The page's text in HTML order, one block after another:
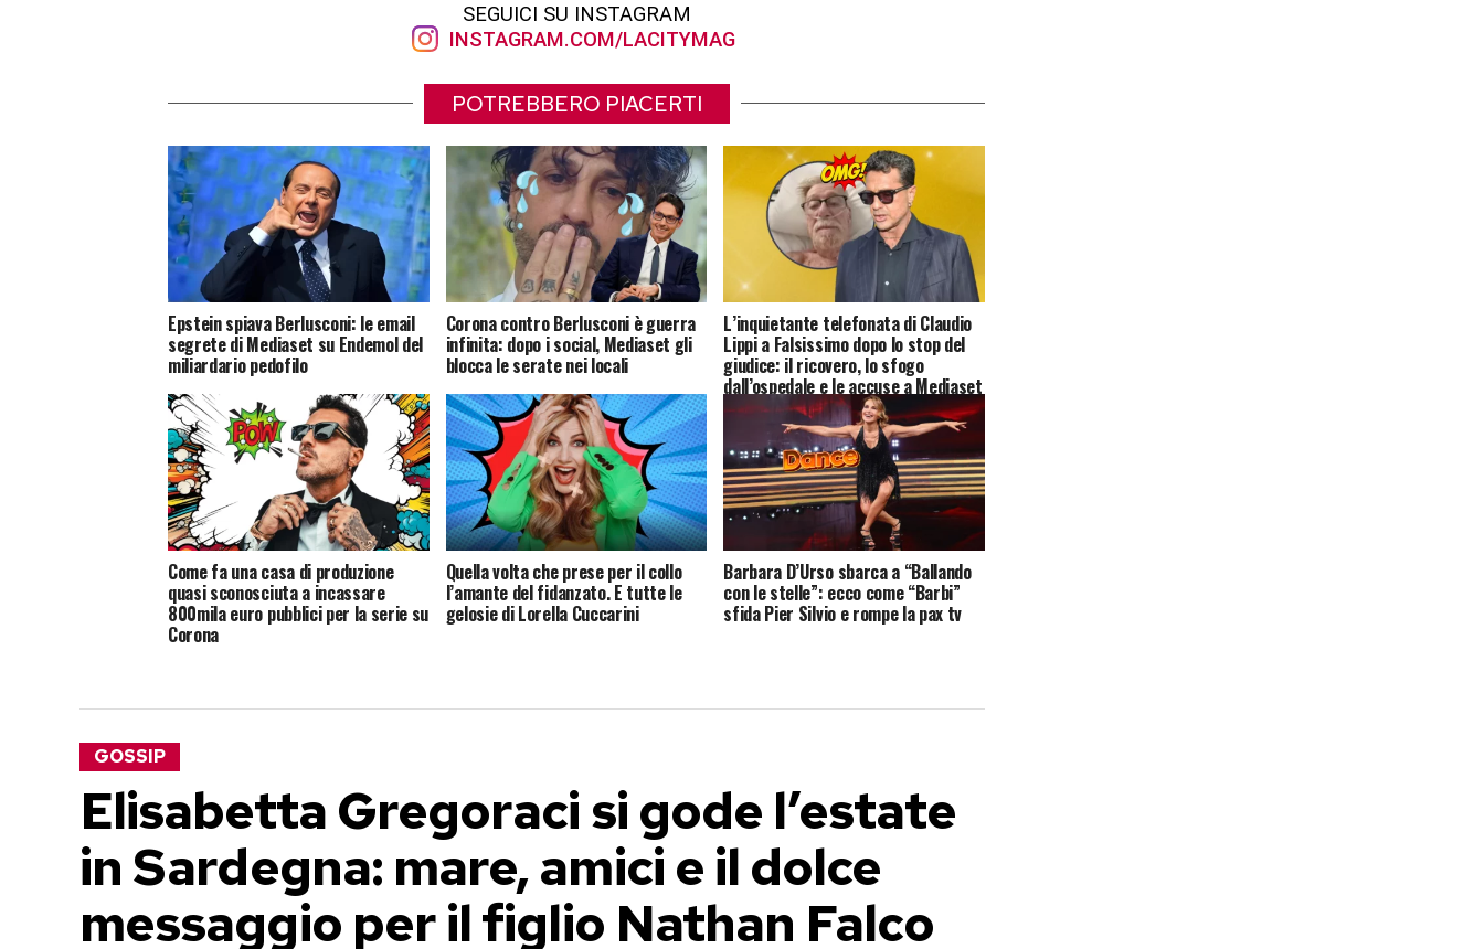
SEGUICI SU INSTAGRAM
INSTAGRAM.COM/LACITYMAG
POTREBBERO PIACERTI
Epstein spiava Berlusconi: le email
segrete di Mediaset su Endemol del
miliardario pedofilo
Corona contro Berlusconi è guerra
infinita: dopo i social, Mediaset gli
blocca le serate nei locali
L’inquietante telefonata di Claudio
Lippi a Falsissimo dopo lo stop del
giudice: il ricovero, lo sfogo
dall’ospedale e le accuse a Mediaset
Come fa una casa di produzione
quasi sconosciuta a incassare
800mila euro pubblici per la serie su
Corona
Quella volta che prese per il collo
l’amante del fidanzato. E tutte le
gelosie di Lorella Cuccarini
Barbara D’Urso sbarca a “Ballando
con le stelle”: ecco come “Barbi”
sfida Pier Silvio e rompe la pax tv
GOSSIP
Elisabetta Gregoraci si gode l’estate
in Sardegna: mare, amici e il dolce
messaggio per il figlio Nathan Falco